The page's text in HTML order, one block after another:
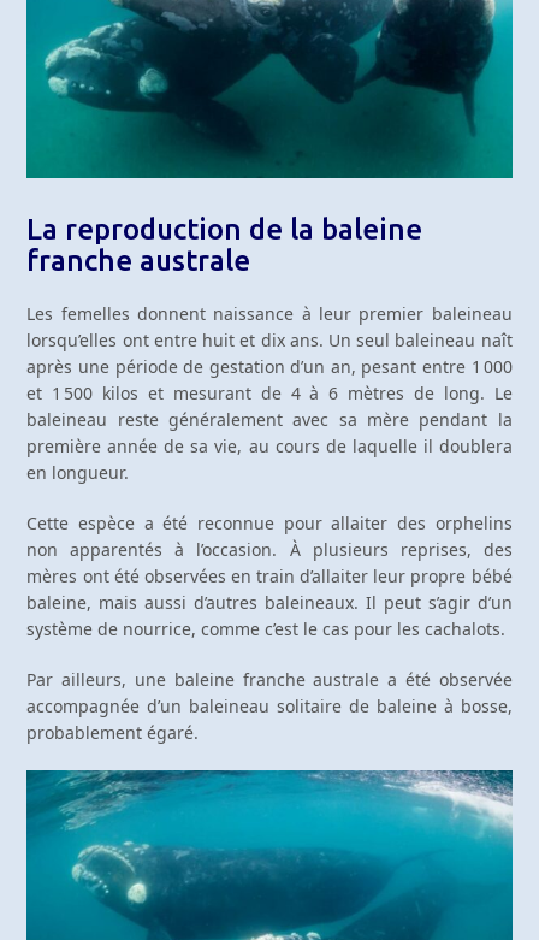
La reproduction de la baleine
franche australe
Les femelles donnent naissance à leur premier baleineau
lorsqu’elles ont entre huit et dix ans. Un seul baleineau naît
après une période de gestation d’un an, pesant entre 1 000
et 1 500 kilos et mesurant de 4 à 6 mètres de long. Le
baleineau reste généralement avec sa mère pendant la
première année de sa vie, au cours de laquelle il doublera
en longueur.
Cette espèce a été reconnue pour allaiter des orphelins
non apparentés à l’occasion. À plusieurs reprises, des
mères ont été observées en train d’allaiter leur propre bébé
baleine, mais aussi d’autres baleineaux. Il peut s’agir d’un
système de nourrice, comme c’est le cas pour les cachalots.
Par ailleurs, une baleine franche australe a été observée
accompagnée d’un baleineau solitaire de baleine à bosse,
probablement égaré.